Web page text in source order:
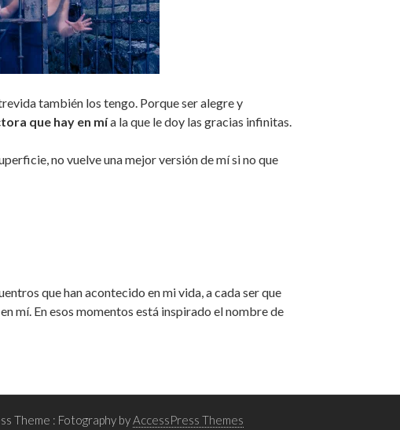
también los tengo. Porque ser alegre y
que hay en mía la que le doy las gracias infinitas. ⁣⁣
no vuelve una mejor versión de mí si no que
que han acontecido en mi vida, a cada ser que
mí. En esos momentos está inspirado el nombre de
Theme : Fotography byAccessPress Themes